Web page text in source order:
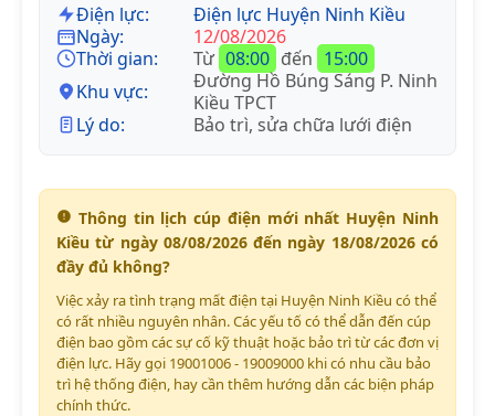
Điện lực:
Điện lực Huyện Ninh Kiều
Ngày:
12/08/2026
Thời gian:
Từ 08:00 đến 15:00
Khu vực:
Đường Hồ Búng Sáng P. Ninh
Kiều TPCT
Lý do:
Bảo trì, sửa chữa lưới điện
Thông tin lịch cúp điện mới nhất Huyện Ninh
Kiều từ ngày 08/08/2026 đến ngày 18/08/2026 có
đầy đủ không?
Việc xảy ra tình trạng mất điện tại Huyện Ninh Kiều có thể
có rất nhiều nguyên nhân. Các yếu tố có thể dẫn đến cúp
điện bao gồm các sự cố kỹ thuật hoặc bảo trì từ các đơn vị
điện lực. Hãy gọi 19001006 - 19009000 khi có nhu cầu bảo
trì hệ thống điện, hay cần thêm hướng dẫn các biện pháp
chính thức.